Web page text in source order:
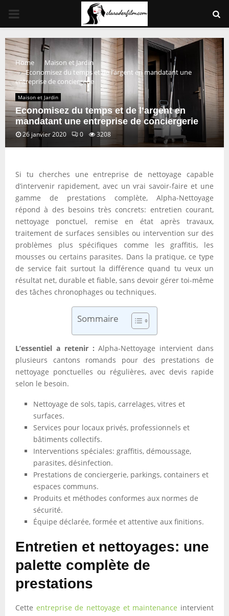
PRIMARY
MENU
Home
Maison et Jardin
Economisez du temps et de l’argent en mandatant une
entreprise de conciergerie
Maison et Jardin
Economisez du temps et de l’argent en
mandatant une entreprise de conciergerie
26 janvier 2020 0 3208
Si tu cherches une entreprise de nettoyage capable
d’intervenir rapidement, avec un vrai savoir-faire et une
gamme de prestations complète, Alpha-Nettoyage
répond à des besoins très concrets: entretien courant,
nettoyage ponctuel, remise en état après travaux,
traitement de surfaces sensibles ou intervention sur des
problèmes plus spécifiques comme les graffitis, les
mousses ou certains parasites. Dans la pratique, ce type
de service fait surtout la différence quand tu veux un
résultat net, durable et fiable, sans devoir gérer toi-même
des tâches chronophages ou techniques.
Sommaire
L’essentiel a retenir : Alpha-Nettoyage intervient dans
plusieurs cantons romands pour des prestations de
nettoyage ponctuelles ou régulières, avec devis rapide
selon le besoin.
Nettoyage de sols, tapis, carrelages, vitres et
surfaces.
Services pour locaux privés, professionnels et
bâtiments collectifs.
Interventions spéciales: graffitis, démoussage,
parasites, désinfection.
Prestations de conciergerie, parkings, containers et
espaces communs.
Produits et méthodes conformes aux normes de
sécurité.
Équipe déclarée, formée et attentive aux finitions.
Entretien et nettoyages: une
palette complète de
prestations
Cette entreprise de nettoyage et maintenance intervient